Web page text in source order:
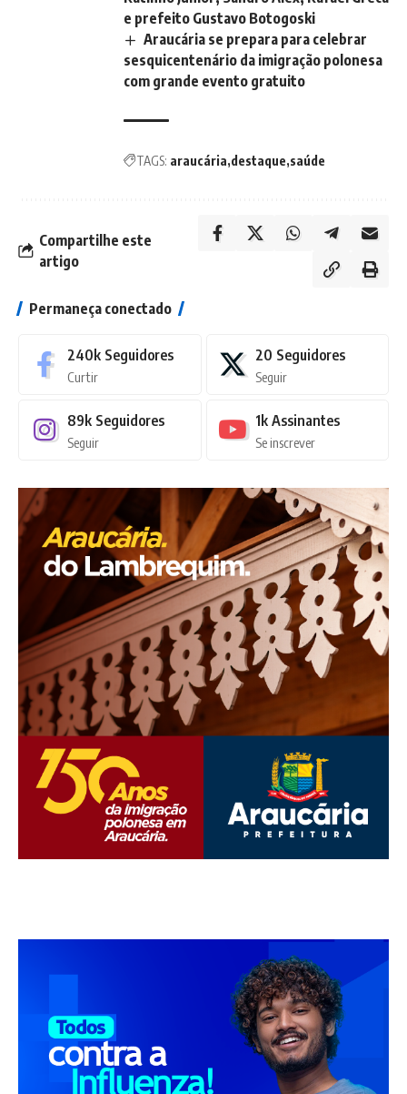
e prefeito Gustavo Botogoski
Araucária se prepara para celebrar
sesquicentenário da imigração polonesa
com grande evento gratuito
TAGS: araucária destaque saúde
Compartilhe este
artigo
Permaneça conectado
240k Seguidores
Curtir
20 Seguidores
Seguir
89k Seguidores
Seguir
1k Assinantes
Se inscrever